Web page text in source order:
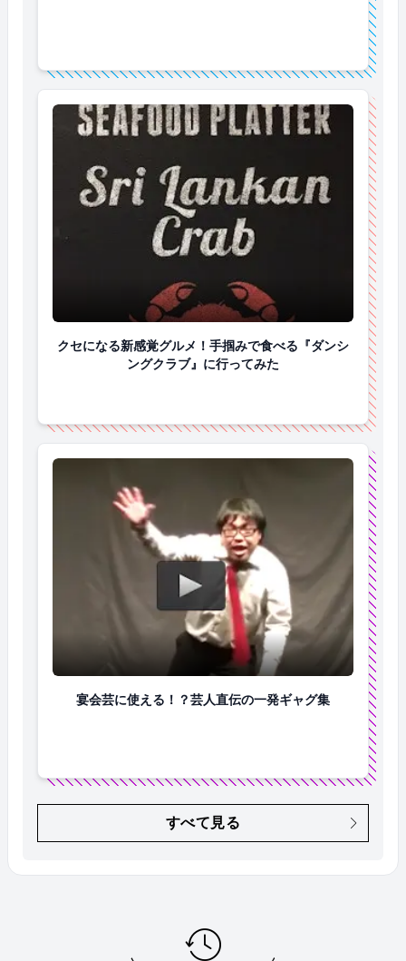
クセになる新感覚グルメ！手掴みで食べる『ダンシ
クセになる新感覚グルメ！手掴みで食べる『ダンシ
ングクラブ』に行ってみた
宴会芸に使える！？芸人直伝の一発ギャグ集
すべて見る